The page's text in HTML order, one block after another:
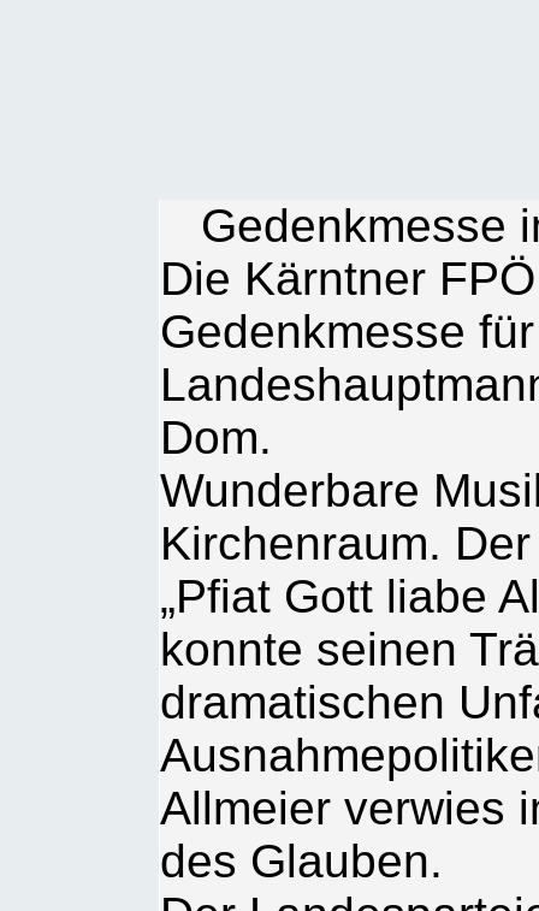
Gedenkmesse
Die Kärntner
Gedenkmesse
Dom.
Wunderbare
Kirchenraum.
„Pfiat Gott liabe
konnte seinen
dramatischen
Allmeier verwies
des Glauben.